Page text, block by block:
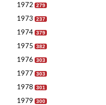
1972 279
1973 237
1974 379
1975 382
1976 303
1977 303
1978 301
1979 300